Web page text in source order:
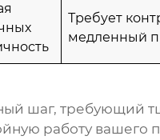
Требует
медленный
шаг, требующий
работу